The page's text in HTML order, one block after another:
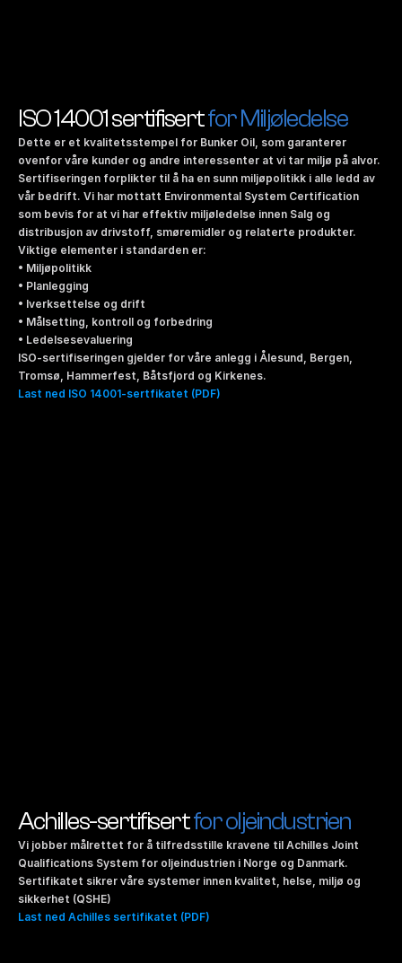
ISO 14001 sertifisert for Miljøledelse
Dette er et kvalitetsstempel for Bunker Oil, som garanterer
ovenfor våre kunder og andre interessenter at vi tar miljø på alvor.
Sertifiseringen forplikter til å ha en sunn miljøpolitikk i alle ledd av
vår bedrift. Vi har mottatt Environmental System Certification
som bevis for at vi har effektiv miljøledelse innen Salg og
distribusjon av drivstoff, smøremidler og relaterte produkter.
Viktige elementer i standarden er:
• Miljøpolitikk
• Planlegging
• Iverksettelse og drift
• Målsetting, kontroll og forbedring
• Ledelsesevaluering
ISO-sertifiseringen gjelder for våre anlegg i Ålesund, Bergen,
Tromsø, Hammerfest, Båtsfjord og Kirkenes.
Last ned ISO 14001-sertfikatet (PDF)
Achilles-sertifisert for oljeindustrien
Vi jobber målrettet for å tilfredsstille kravene til Achilles Joint
Qualifications System for oljeindustrien i Norge og Danmark.
Sertifikatet sikrer våre systemer innen kvalitet, helse, miljø og
sikkerhet (QSHE)
Last ned Achilles sertifikatet (PDF)